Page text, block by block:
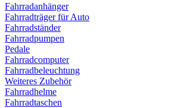
Fahrradanhänger
Fahrradträger für Auto
Fahrradständer
Fahrradpumpen
Pedale
Fahrradcomputer
Fahrradbeleuchtung
Weiteres Zubehör
Fahrradhelme
Fahrradtaschen